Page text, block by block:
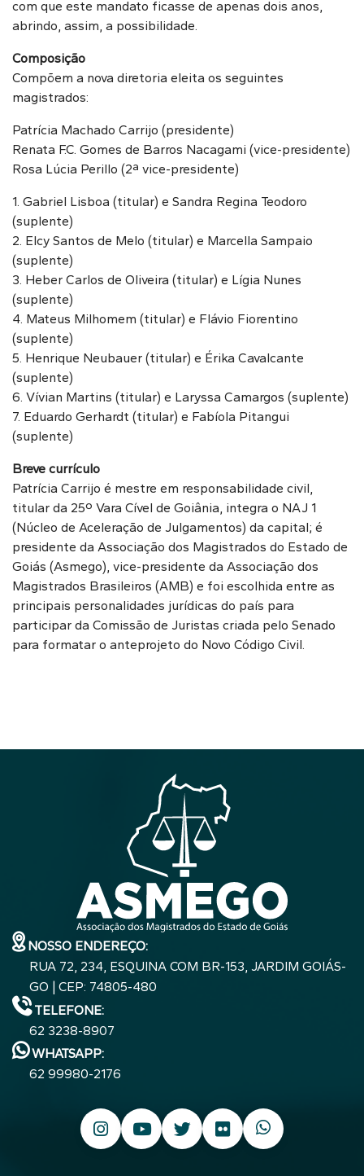
com que este mandato ficasse de apenas dois anos,
abrindo, assim, a possibilidade.
Composição
Compõem a nova diretoria eleita os seguintes
magistrados:
Patrícia Machado Carrijo (presidente)
Renata F.C. Gomes de Barros Nacagami (vice-presidente)
Rosa Lúcia Perillo (2ª vice-presidente)
1. Gabriel Lisboa (titular) e Sandra Regina Teodoro
(suplente)
2. Elcy Santos de Melo (titular) e Marcella Sampaio
(suplente)
3. Heber Carlos de Oliveira (titular) e Lígia Nunes
(suplente)
4. Mateus Milhomem (titular) e Flávio Fiorentino
(suplente)
5. Henrique Neubauer (titular) e Érika Cavalcante
(suplente)
6. Vívian Martins (titular) e Laryssa Camargos (suplente)
7. Eduardo Gerhardt (titular) e Fabíola Pitangui
(suplente)
Breve currículo
Patrícia Carrijo é mestre em responsabilidade civil,
titular da 25º Vara Cível de Goiânia, integra o NAJ 1
(Núcleo de Aceleração de Julgamentos) da capital; é
presidente da Associação dos Magistrados do Estado de
Goiás (Asmego), vice-presidente da Associação dos
Magistrados Brasileiros (AMB) e foi escolhida entre as
principais personalidades jurídicas do país para
participar da Comissão de Juristas criada pelo Senado
para formatar o anteprojeto do Novo Código Civil.
NOSSO ENDEREÇO:
RUA 72, 234, ESQUINA COM BR-153, JARDIM GOIÁS-
GO | CEP: 74805-480
TELEFONE:
62 3238-8907
WHATSAPP:
62 99980-2176